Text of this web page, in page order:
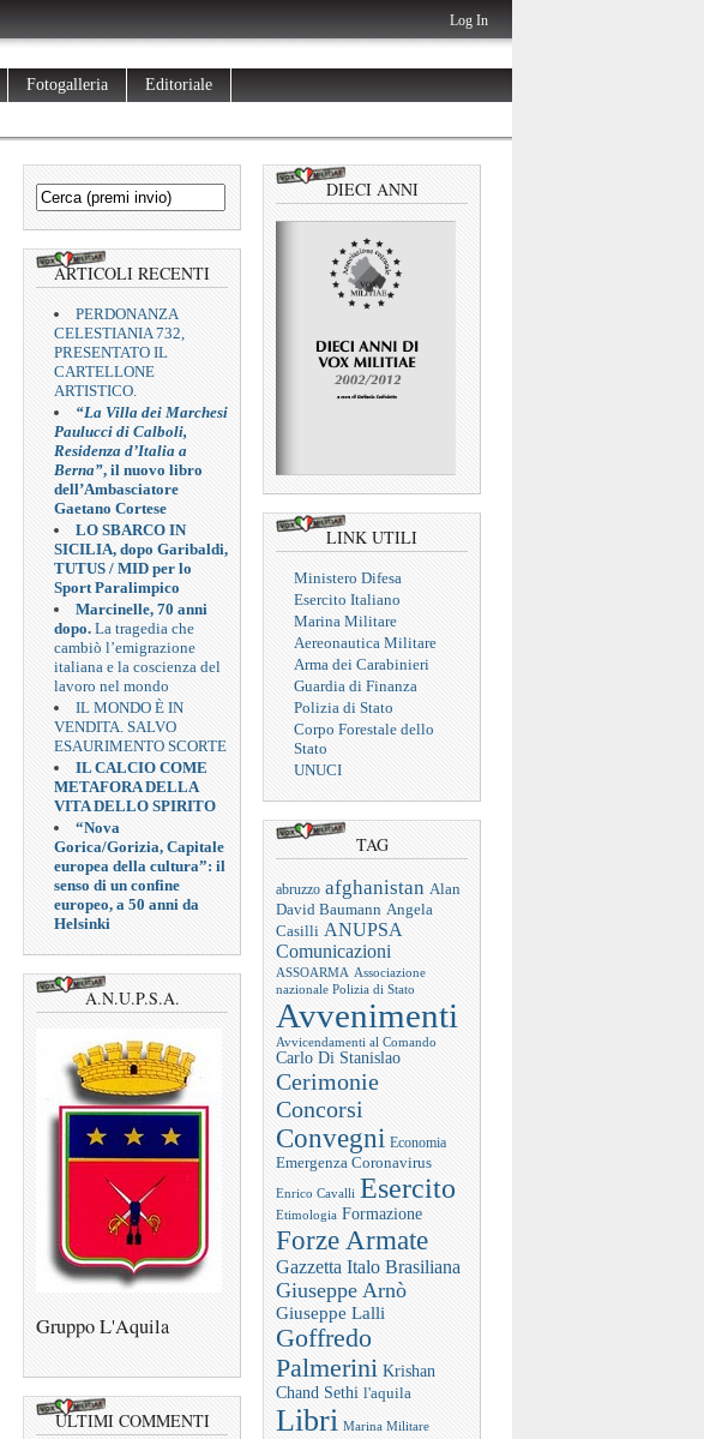
Log In
Fotogalleria Editoriale
ARTICOLI RECENTI
PERDONANZA
CELESTIANIA 732,
PRESENTATO IL
CARTELLONE
ARTISTICO.
“La Villa dei Marchesi
Paulucci di Calboli,
Residenza d’Italia a
Berna”, il nuovo libro
dell’Ambasciatore
Gaetano Cortese
LO SBARCO IN
SICILIA, dopo Garibaldi,
TUTUS / MID per lo
Sport Paralimpico
Marcinelle, 70 anni
dopo. La tragedia che
cambiò l’emigrazione
italiana e la coscienza del
lavoro nel mondo
IL MONDO È IN
VENDITA. SALVO
ESAURIMENTO SCORTE
IL CALCIO COME
METAFORA DELLA
VITA DELLO SPIRITO
“Nova
Gorica/Gorizia, Capitale
europea della cultura”: il
senso di un confine
europeo, a 50 anni da
Helsinki
A.N.U.P.S.A.
Gruppo L'Aquila
ULTIMI COMMENTI
DIECI ANNI
LINK UTILI
Ministero Difesa
Esercito Italiano
Marina Militare
Aereonautica Militare
Arma dei Carabinieri
Guardia di Finanza
Polizia di Stato
Corpo Forestale dello
Stato
UNUCI
TAG
abruzzo afghanistan Alan
David Baumann Angela
Casilli ANUPSA
Comunicazioni
ASSOARMA Associazione
nazionale Polizia di Stato
Avvenimenti
Avvicendamenti al Comando
Carlo Di Stanislao
Cerimonie
Concorsi
Convegni Economia
Emergenza Coronavirus
Enrico Cavalli Esercito
Etimologia Formazione
Forze Armate
Gazzetta Italo Brasiliana
Giuseppe Arnò
Giuseppe Lalli
Goffredo
Palmerini Krishan
Chand Sethi l'aquila
Libri Marina Militare